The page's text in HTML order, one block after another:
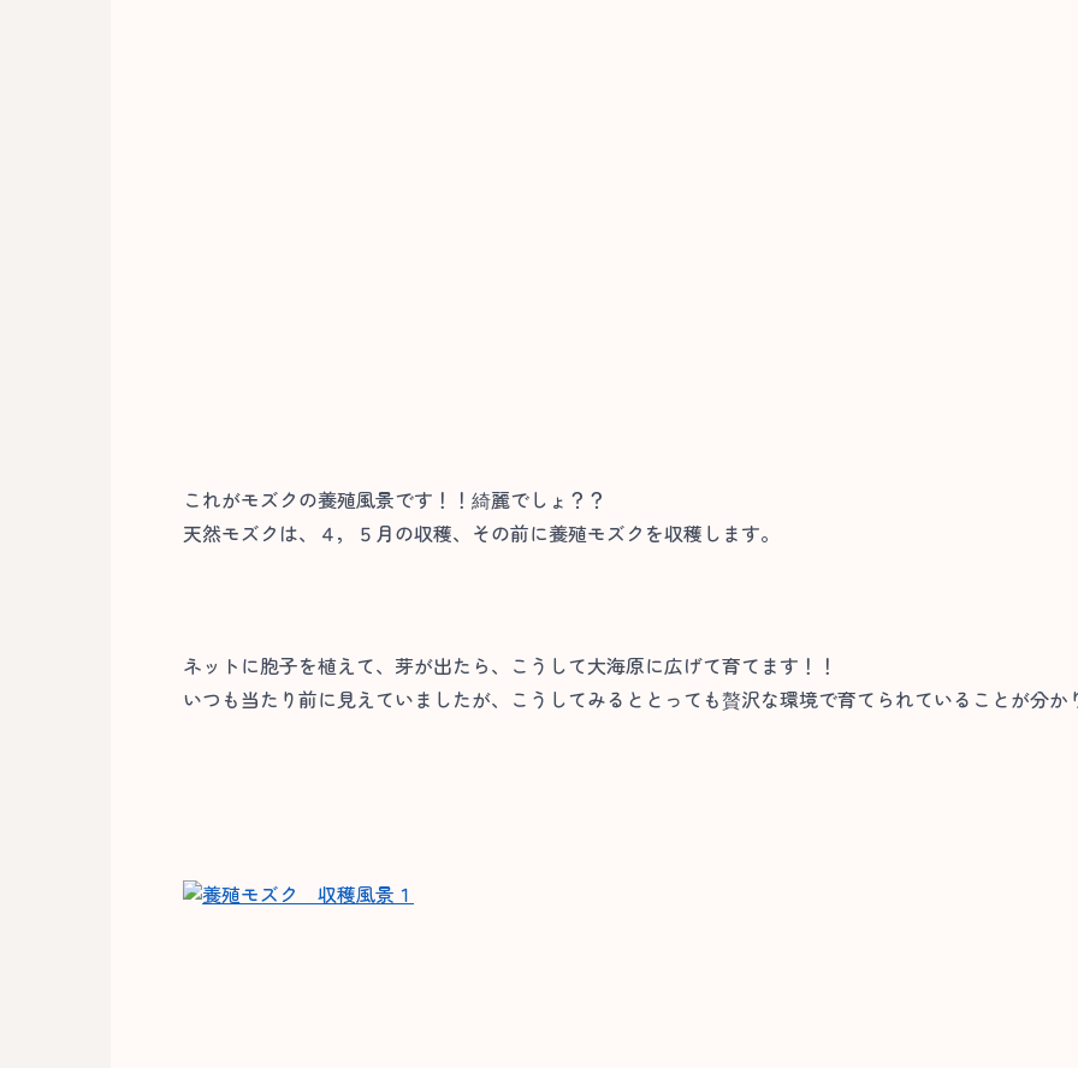
これがモズクの養殖風景です！！綺麗でしょ？？
天然モズクは、４，５月の収穫、その前に養殖モズクを収穫します。
ネットに胞子を植えて、芽が出たら、こうして大海原に広げて育てます！！
いつも当たり前に見えていましたが、こうしてみるととっても贅沢な環境で育てられていることが分か